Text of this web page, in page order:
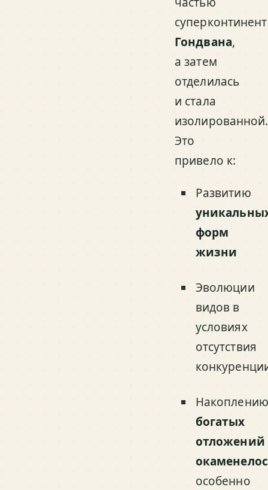
Гондвана,
а затем
отделилась
и стала
изолированной.
Это
привело к:
Развитию
форм
жизни
Эволюции
видов в
условиях
отсутствия
Накоплению
богатых
отложений
особенно